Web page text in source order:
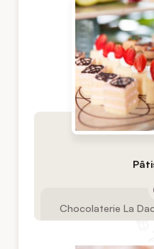
Chocolaterie La